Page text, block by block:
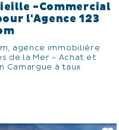
-Commercial
l'Agence 123
agence immobilière
de la Mer - Achat et
Camargue à taux